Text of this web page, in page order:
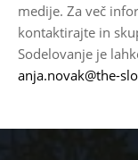
medije. Za več
kontaktirajte in
Sodelovanje je
anja.novak@the-